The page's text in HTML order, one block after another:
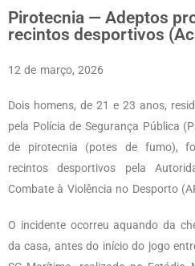
Pirotecnia — Adeptos
recintos desportivos
12 de março, 2026
Dois homens, de 21 e 23 anos,
pela Polícia de Segurança Pública
de pirotecnia (potes de fumo),
recintos desportivos pela
Combate à Violência no Desporto
O incidente ocorreu aquando da
da casa, antes do início do jogo